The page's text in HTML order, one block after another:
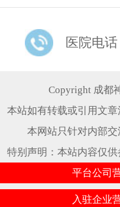
医院电话
Copyright 成都
本站如有转载或引用文
本网站只针对内部交
特别声明：本站内容仅供
平台公司
入驻企业